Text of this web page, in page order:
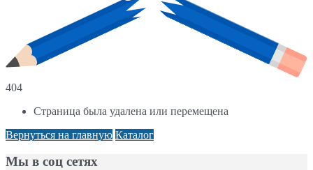
404
Страница была удалена или перемещена
Вернуться на главную Каталог
Мы в соц сетях